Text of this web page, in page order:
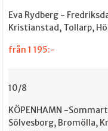
Eva Rydberg -
Kristianstad, Tollarp,
från 1 195:-
10/8
KÖPENHAMN -
Sölvesborg, Bromölla,